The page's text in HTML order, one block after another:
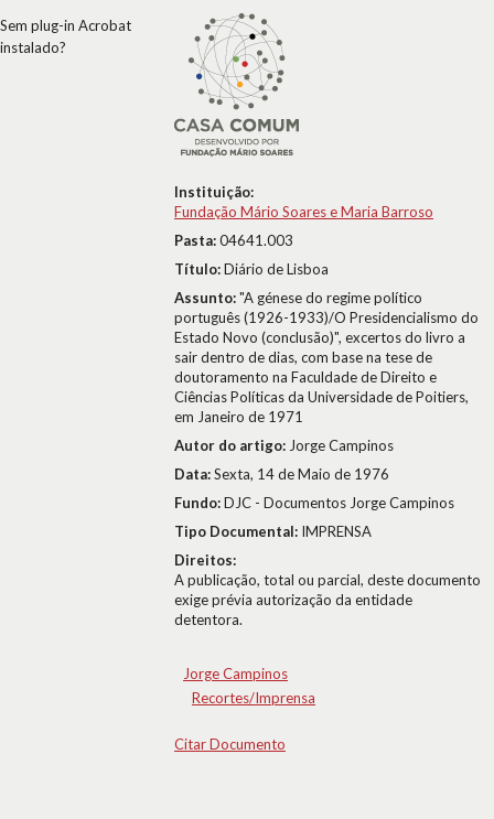
Instituição:
Fundação Mário Soares e Maria Barroso
Pasta:04641.003
Título:Diário de Lisboa
Assunto:"A génese do regime político
português (1926-1933)/O Presidencialismo do
Estado Novo (conclusão)", excertos do livro a
sair dentro de dias, com base na tese de
doutoramento na Faculdade de Direito e
Ciências Políticas da Universidade de Poitiers,
em Janeiro de 1971
Autor do artigo: Jorge Campinos
Data:Sexta, 14 de Maio de 1976
Fundo:DJC - Documentos Jorge Campinos
Tipo Documental: IMPRENSA
Direitos:
A publicação, total ou parcial, deste documento
exige prévia autorização da entidade
detentora.
Jorge Campinos
Recortes/Imprensa
Citar Documento
Sem plug-in Acrobat
instalado?